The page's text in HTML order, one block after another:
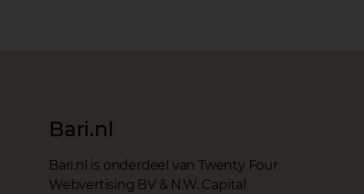
Bari.nl
Bari.nl is onderdeel van Twenty Four
Webvertising BV & N.W. Capital